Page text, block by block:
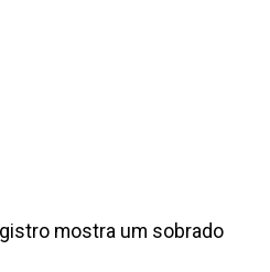
mostra um sobrado